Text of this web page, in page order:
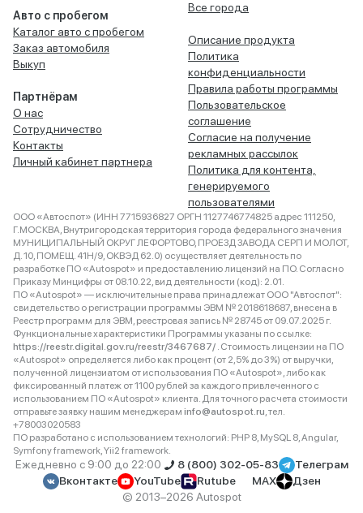
Авто с пробегом
Каталог авто с пробегом
Заказ автомобиля
Выкуп
Партнёрам
О нас
Сотрудничество
Контакты
Личный кабинет партнера
Все города
Описание продукта
Политика
конфиденциальности
Правила работы программы
Пользовательское
соглашение
Согласие на получение
рекламных рассылок
Политика для контента,
генерируемого
пользователями
ООО «Автоспот» (ИНН 7715936827 ОРГН 1127746774825 адрес 111250,
Г.МОСКВА, Внутригородская территория города федерального значения
МУНИЦИПАЛЬНЫЙ ОКРУГ ЛЕФОРТОВО, ПРОЕЗД ЗАВОДА СЕРП И МОЛОТ,
Д. 10, ПОМЕЩ. 41Н/9, ОКВЭД 62.0) осуществляет деятельность по
разработке ПО «Autospot» и предоставлению лицензий на ПО. Согласно
Приказу Минцифры от 08.10.22, вид деятельности (код): 2.01.
ПО «Autospot» — исключительные права принадлежат ООО "Автоспот":
свидетельство о регистрации программы ЭВМ № 2018618687, внесена в
Реестр программ для ЭВМ, реестровая запись № 28745 от 09.07.2025 г.
Функциональные характеристики Программы указаны по ссылке:
https://reestr.digital.gov.ru/reestr/3467687/ . Стоимость лицензии на ПО
«Autospot» определяется либо как процент (от 2,5% до 3%) от выручки,
полученной лицензиатом от использования ПО «Autospot», либо как
фиксированный платеж от 1100 рублей за каждого привлеченного с
использованием ПО «Autospot» клиента. Для точного расчета стоимости
отправьте заявку нашим менеджерам info@autospot.ru, тел.
+78003020583
ПО разработано с использованием технологий: PHP 8, MySQL 8, Angular,
Symfony framework, Yii2 framework.
Ежедневно с 9:00 до 22:00 8 (800) 302-05-83
Телеграм
Вконтакте
YouTube Rutube MAX
Дзен
© 2013–2026 Autospot